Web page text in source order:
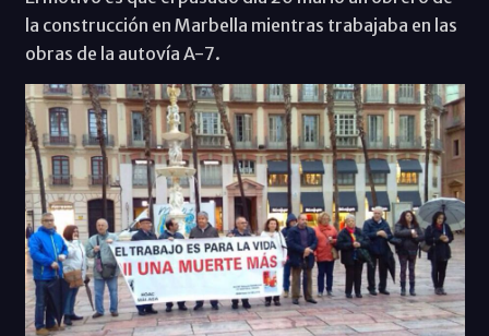
la construcción en Marbella mientras trabajaba en las
obras de la autovía A-7.